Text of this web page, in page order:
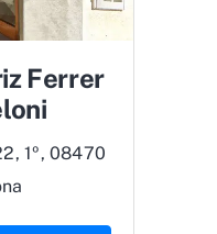
Ferrer
1º, 08470